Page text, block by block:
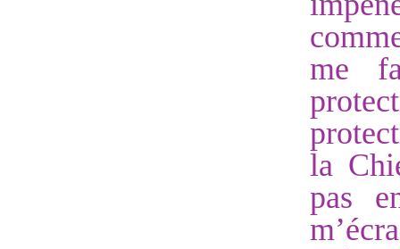
me
la
pas